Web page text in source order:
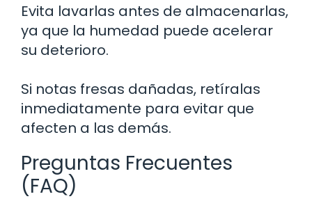
Evita lavarlas antes de almacenarlas,
ya que la humedad puede acelerar
su deterioro.
Si notas fresas dañadas, retíralas
inmediatamente para evitar que
afecten a las demás.
Preguntas Frecuentes
(FAQ)